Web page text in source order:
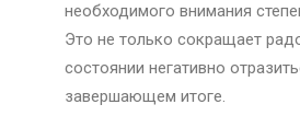
необходимого внимания
Это не только сокращает
состоянии негативно
завершающем итоге.